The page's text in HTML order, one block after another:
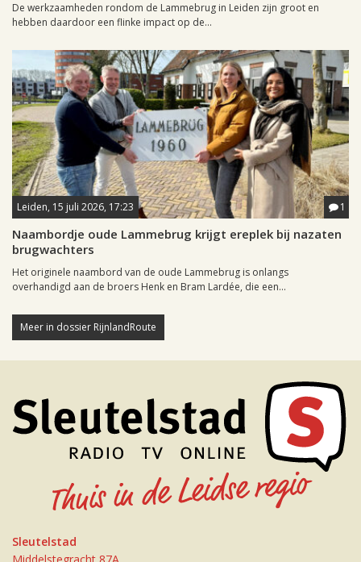
De werkzaamheden rondom de Lammebrug in Leiden zijn groot en
hebben daardoor een flinke impact op de...
Leiden, 15 juli 2026, 17:23 1
Naambordje oude Lammebrug krijgt ereplek bij nazaten
brugwachters
Het originele naambord van de oude Lammebrug is onlangs
overhandigd aan de broers Henk en Bram Lardée, die een...
Meer in dossier RijnlandRoute
Sleutelstad
Middelstegracht 87A